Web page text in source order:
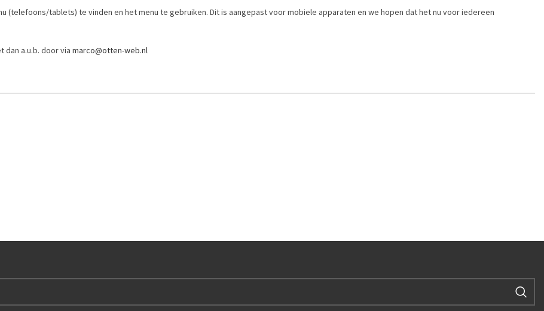
(telefoons/tablets) te vinden en het menu te gebruiken. Dit is aangepast voor mobiele apparaten en we hopen dat het nu voor iedereen
a.u.b. door via marco@otten-web.nl